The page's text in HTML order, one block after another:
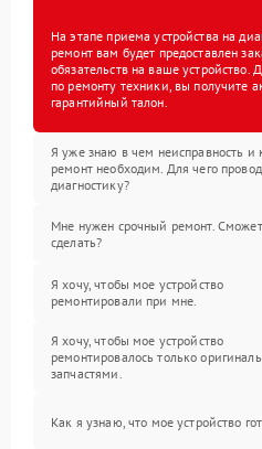
На этапе приема устройства на
ремонт вам будет предоставлен
обязательств на ваше устройство.
по ремонту техники, вы получите
гарантийный талон.
Я уже знаю в чем неисправность и
ремонт необходим. Для чего
диагностику?
Мне нужен срочный ремонт.
сделать?
Я хочу, чтобы мое устройство
ремонтировали при мне.
Я хочу, чтобы мое устройство
ремонтировалось только
запчастями.
Как я узнаю, что мое устройство